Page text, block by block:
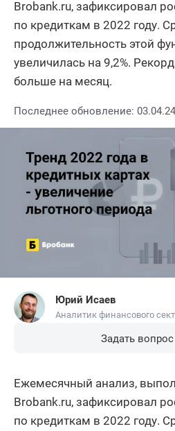
Brobank.ru, зафиксировал
по кредиткам в 2022 году.
продолжительность этой
увеличилась на 9,2%.
больше на месяц.
Последнее обновление: 03.04.24
Юрий Исаев
Аналитик финансового
Задать вопрос
Ежемесячный анализ,
Brobank.ru, зафиксировал
по кредиткам в 2022 году.